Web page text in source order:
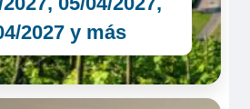
2027 y más